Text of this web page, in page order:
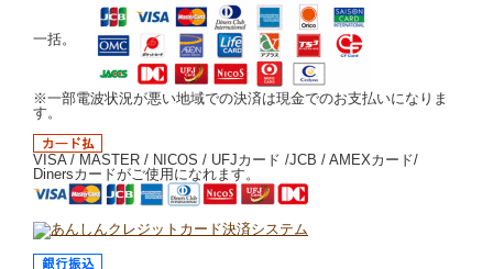
一括。
※一部電波状況が悪い地域での決済は現金でのお支払いになりま
す。
VISA / MASTER / NICOS / UFJカード /JCB / AMEXカード/
Dinersカードがご使用になれます。